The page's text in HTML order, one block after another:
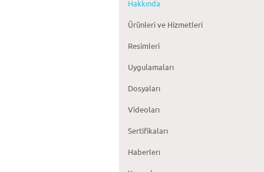
Hakkında
Ürünleri ve Hizmetleri
Resimleri
Uygulamaları
Dosyaları
Videoları
Sertifikaları
Haberlerı